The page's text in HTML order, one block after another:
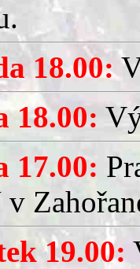
18.00:
18.00:
17.00:
19.00: